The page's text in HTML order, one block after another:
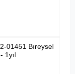
01451 Bıreysel
1yıl